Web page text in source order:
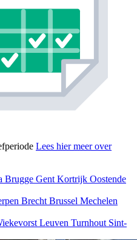
Lees hier meer over
Brugge Gent Kortrijk Oostende
Brecht Brussel Mechelen
Leuven Turnhout Sint-